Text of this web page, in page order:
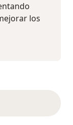
los